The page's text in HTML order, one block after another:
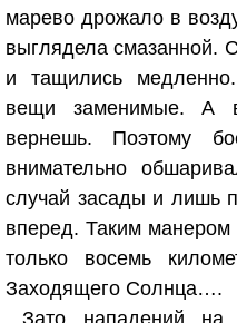
марево дрожало в
выглядела смазанной.
и тащились
вещи заменимые. А
вернешь. Поэтому
внимательно
случай засады и лишь
вперед. Таким
только восемь
Заходящего Солнца….
Зато нападений